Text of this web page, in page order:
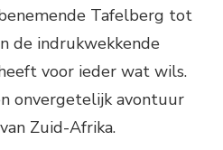
Tafelberg tot
de indrukwekkende
voor ieder wat wils.
onvergetelijk avontuur
Zuid-Afrika.